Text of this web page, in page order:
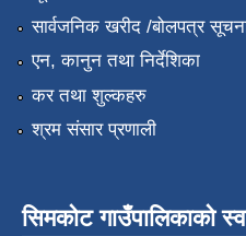
सार्वजनिक खरीद /बोलपत्र
एन, कानुन तथा निर्देशिका
कर तथा शुल्कहरु
श्रम संसार प्रणाली
सिमकोट गाउँपालिकाको